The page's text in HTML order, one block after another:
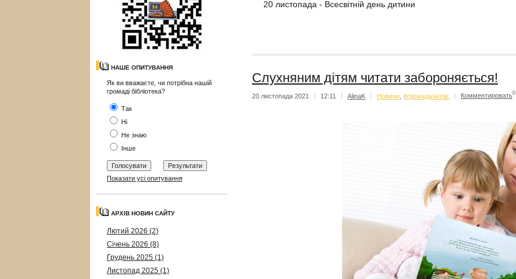
НАШЕ ОПИТУВАННЯ
Як ви вважаєте, чи потрібна нашій
громаді бібліотека?
Так
Ні
Не знаю
Інше
Показати усі опитування
АРХІВ НОВИН САЙТУ
Лютий 2026 (2)
Січень 2026 (8)
Грудень 2025 (1)
Листопад 2025 (1)
20 листопада - Всесвітній день дитини
Слухняним дітям читати забороняється!
20 листопада 2021 12:11 AlinaK Новини #громадачитає Комментировать0